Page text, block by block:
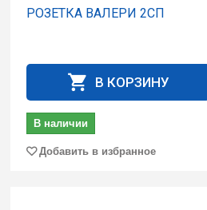
РОЗЕТКА ВАЛЕРИ 2СП
В КОРЗИНУ
В наличии
Добавить в избранное